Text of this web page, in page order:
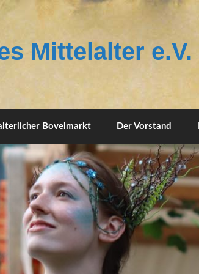
Mittelalter e.V.
Bovelmarkt Der Vorstand